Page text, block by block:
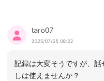
taro07
2025/07/25 08:22
記録は大変そうですが、
しは使えませんか？